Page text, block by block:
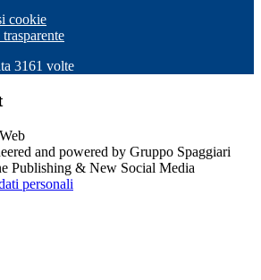
cookie
3161 volte
and powered by Gruppo Spaggiari
Publishing & New Social Media
personali